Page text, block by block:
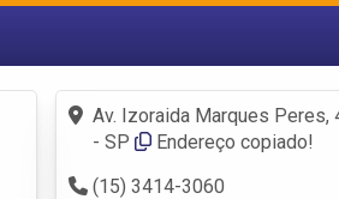
Fazer login
Criar conta
Av. Izoraida Marques Peres,
- SP
Endereço copiado!
(15) 3414-3060